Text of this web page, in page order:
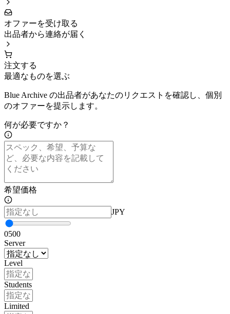
オファーを受け取る
出品者から連絡が届く
注文する
最適なものを選ぶ
Blue Archive の出品者があなたのリクエストを確認し、個別
のオファーを提示します。
何が必要ですか？
希望価格
JPY
0500
Server
Level
Students
Limited